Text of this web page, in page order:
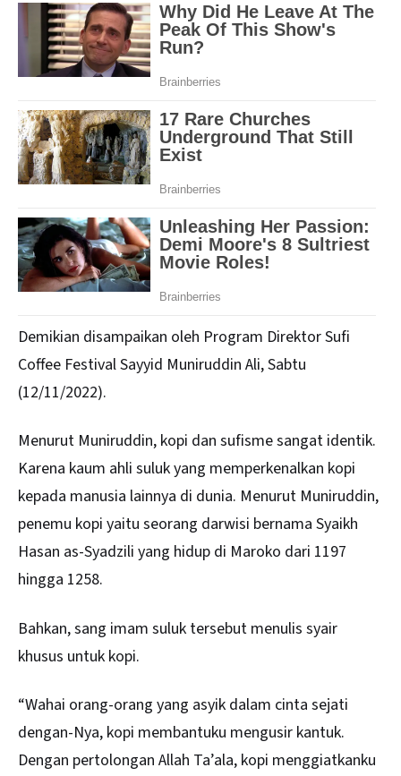
Demikian disampaikan oleh Program Direktor Sufi
Coffee Festival Sayyid Muniruddin Ali, Sabtu
(12/11/2022).
Menurut Muniruddin, kopi dan sufismesangat identik.
Karena kaum ahli suluk yang memperkenalkan kopi
kepada manusia lainnya di dunia. Menurut Muniruddin,
penemu kopi yaitu seorang darwisi bernama Syaikh
Hasan as-Syadzili yang hidup di Maroko dari 1197
hingga 1258.
Bahkan, sang imam suluk tersebut menulis syair
khusus untuk kopi.
“Wahai orang-orang yang asyik dalam cinta sejati
dengan-Nya, kopi membantuku mengusir kantuk.
Dengan pertolongan Allah Ta’ala, kopi menggiatkanku